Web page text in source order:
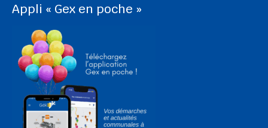
Appli « Gex en poche »